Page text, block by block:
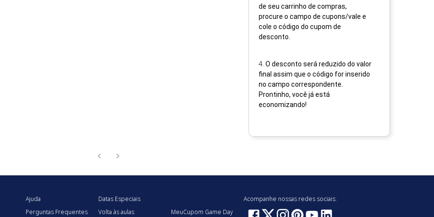
de seu carrinho de compras,
procure o campo de cupons/vale e
cole o código do cupom de
desconto.
4. O desconto será reduzido do valor
final assim que o código for inserido
no campo correspondente.
Prontinho, você já está
economizando!
Ajuda
Perguntas Frequentes
Datas Especiais
Volta às aulas
MeuCupom Game Day
Acompanhe nossas redes sociais: